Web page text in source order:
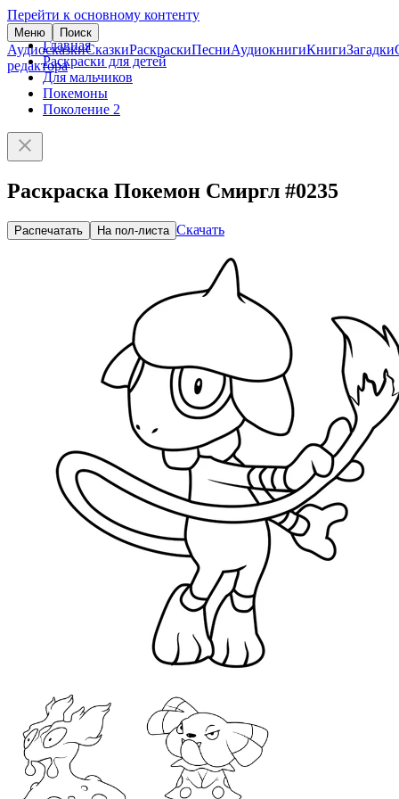
Перейти к основному контенту
Меню Поиск
АудиосказкиСказкиРаскраскиПесниАудиокнигиКнигиЗагадки
редактора
Главная
Раскраски для детей
Для мальчиков
Покемоны
Поколение 2
Раскраска Покемон Смиргл #0235
Распечатать На пол-листа Скачать